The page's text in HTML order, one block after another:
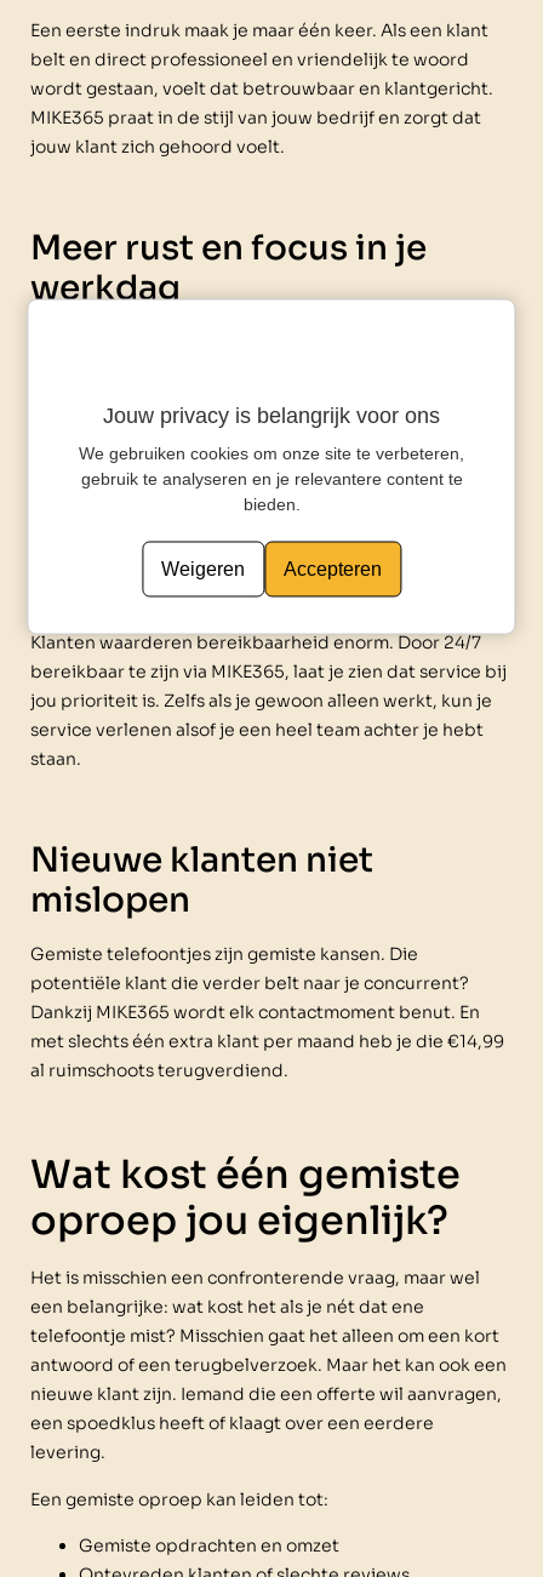
Een eerste indruk maak je maar één keer. Als een klant
belt en direct professioneel en vriendelijk te woord
wordt gestaan, voelt dat betrouwbaar en klantgericht.
MIKE365 praat in de stijl van jouw bedrijf en zorgt dat
jouw klant zich gehoord voelt.
Meer rust en focus in je
werkdag
MIKE365 vangt het gesprek op, zodat jij in alle rust kunt
doorwerken – en later zelf bepaalt wanneer je
terugbelt.
Een hoger serviceniveau
Klanten waarderen bereikbaarheid enorm. Door 24/7
bereikbaar te zijn via MIKE365, laat je zien dat service bij
jou prioriteit is. Zelfs als je gewoon alleen werkt, kun je
service verlenen alsof je een heel team achter je hebt
staan.
Nieuwe klanten niet
mislopen
Gemiste telefoontjes zijn gemiste kansen. Die
potentiële klant die verder belt naar je concurrent?
Dankzij MIKE365 wordt elk contactmoment benut. En
met slechts één extra klant per maand heb je die €14,99
al ruimschoots terugverdiend.
Wat kost één gemiste
oproep jou eigenlijk?
Het is misschien een confronterende vraag, maar wel
een belangrijke: wat kost het als je nét dat ene
telefoontje mist? Misschien gaat het alleen om een kort
antwoord of een terugbelverzoek. Maar het kan ook een
nieuwe klant zijn. Iemand die een offerte wil aanvragen,
een spoedklus heeft of klaagt over een eerdere
levering.
Een gemiste oproep kan leiden tot:
Gemiste opdrachten en omzet
Jouw privacy is belangrijk voor ons
We gebruiken cookies om onze site te verbeteren,
gebruik te analyseren en je relevantere content te
bieden.
Weigeren Accepteren